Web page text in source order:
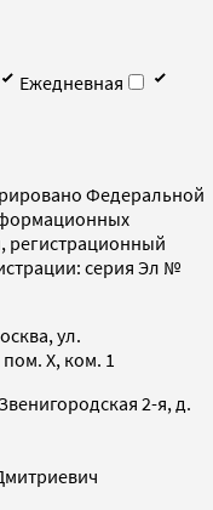
Ежедневная
Федеральной
регистрационный
серия Эл №
ул.
X, ком. 1
2-я, д.